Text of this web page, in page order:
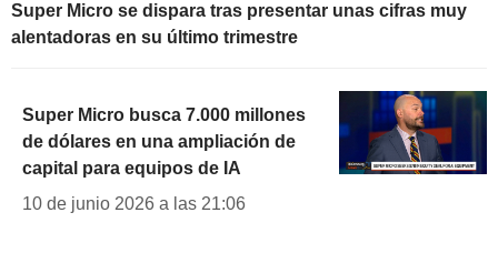
Super Micro se dispara tras presentar unas cifras muy
alentadoras en su último trimestre
Super Micro busca 7.000 millones
de dólares en una ampliación de
capital para equipos de IA
10 de junio 2026 a las 21:06